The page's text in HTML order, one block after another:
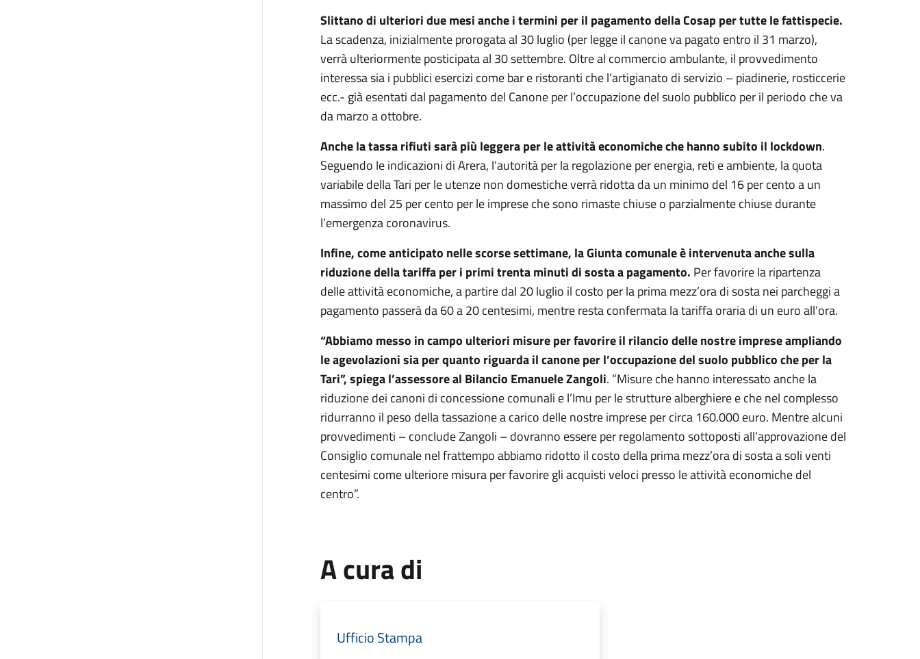
Slittano di ulteriori due mesi anche i termini per il pagamento della Cosap per tutte le fattispecie.
La scadenza, inizialmente prorogata al 30 luglio (per legge il canone va pagato entro il 31 marzo),
verrà ulteriormente posticipata al 30 settembre. Oltre al commercio ambulante, il provvedimento
interessa sia i pubblici esercizi come bar e ristoranti che l’artigianato di servizio – piadinerie, rosticcerie
ecc.- già esentati dal pagamento del Canone per l’occupazione del suolo pubblico per il periodo che va
da marzo a ottobre.
Anche la tassa rifiuti sarà più leggera per le attività economiche che hanno subito il lockdown.
Seguendo le indicazioni di Arera, l’autorità per la regolazione per energia, reti e ambiente, la quota
variabile della Tari per le utenze non domestiche verrà ridotta da un minimo del 16 per cento a un
massimo del 25 per cento per le imprese che sono rimaste chiuse o parzialmente chiuse durante
l’emergenza coronavirus.
Infine, come anticipato nelle scorse settimane, la Giunta comunale è intervenuta anche sulla
riduzione della tariffa per i primi trenta minuti di sosta a pagamento. Per favorire la ripartenza
delle attività economiche, a partire dal 20 luglio il costo per la prima mezz’ora di sosta nei parcheggi a
pagamento passerà da 60 a 20 centesimi, mentre resta confermata la tariffa oraria di un euro all’ora.
“Abbiamo messo in campo ulteriori misure per favorire il rilancio delle nostre imprese ampliando
le agevolazioni sia per quanto riguarda il canone per l’occupazione del suolo pubblico che per la
Tari”, spiega l’assessore al Bilancio Emanuele Zangoli. “Misure che hanno interessato anche la
riduzione dei canoni di concessione comunali e l’Imu per le strutture alberghiere e che nel complesso
ridurranno il peso della tassazione a carico delle nostre imprese per circa 160.000 euro. Mentre alcuni
provvedimenti – conclude Zangoli – dovranno essere per regolamento sottoposti all’approvazione del
Consiglio comunale nel frattempo abbiamo ridotto il costo della prima mezz’ora di sosta a soli venti
centesimi come ulteriore misura per favorire gli acquisti veloci presso le attività economiche del
centro”.
A cura di
Ufficio Stampa